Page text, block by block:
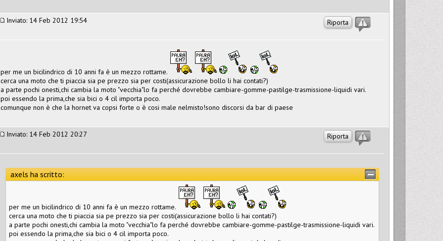
Riporta
Inviato: 14 Feb 2012 19:54
per me un bicilindrico di 10 anni fa è un mezzo rottame.
cerca una moto che ti piaccia sia pe prezzo sia per costi(assicurazione bollo li hai contati?)
a parte pochi onesti,chi cambia la moto "vecchia"lo fa perché dovrebbe cambiare-gomme-pastilge-trasmissione-liquidi vari.
poi essendo la prima,che sia bici o 4 cil importa poco.
comunque non è che la hornet va copsi forte o è cosi male nelmisto!sono discorsi da bar di paese
Riporta
Inviato: 14 Feb 2012 20:27
axels ha scritto:
per me un bicilindrico di 10 anni fa è un mezzo rottame.
cerca una moto che ti piaccia sia pe prezzo sia per costi(assicurazione bollo li hai contati?)
a parte pochi onesti,chi cambia la moto "vecchia"lo fa perché dovrebbe cambiare-gomme-pastilge-trasmissione-liquidi vari.
poi essendo la prima,che sia bici o 4 cil importa poco.